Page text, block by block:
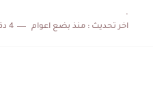
.
اخر تحديث :منذ بضع اعوام 4 دقائق للقراءة